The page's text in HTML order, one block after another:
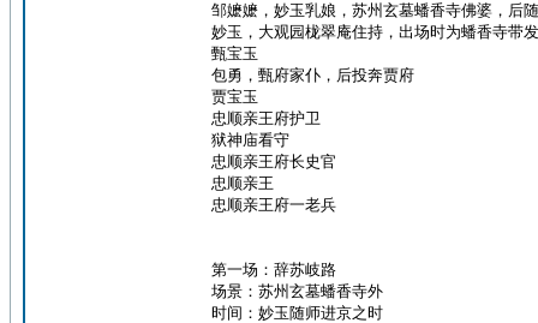
邹嬷嬷，妙玉乳娘，苏州玄墓蟠香寺佛婆，后
妙玉，大观园栊翠庵住持，出场时为蟠香寺带
甄宝玉
包勇，甄府家仆，后投奔贾府
贾宝玉
忠顺亲王府护卫
狱神庙看守
忠顺亲王府长史官
忠顺亲王
忠顺亲王府一老兵
第一场：辞苏岐路
场景：苏州玄墓蟠香寺外
时间：妙玉随师进京之时